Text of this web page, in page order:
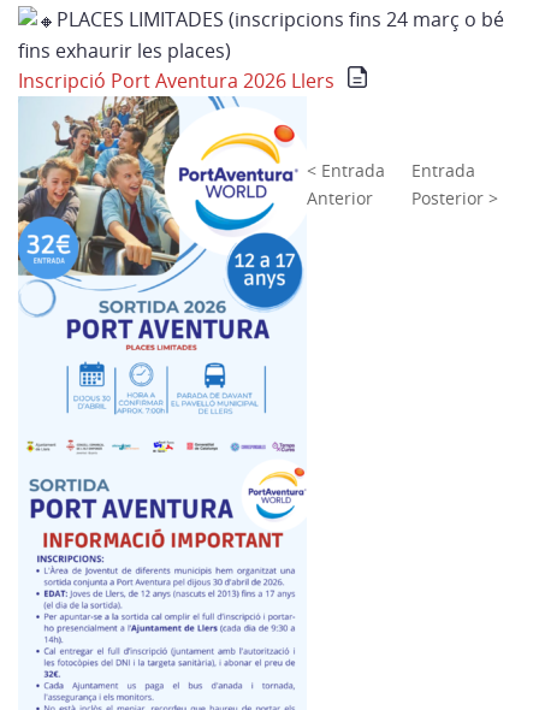
PLACES LIMITADES (inscripcions fins 24 març o bé
fins exhaurir les places)
Inscripció Port Aventura 2026 Llers
< Entrada
Anterior
Entrada
Posterior >